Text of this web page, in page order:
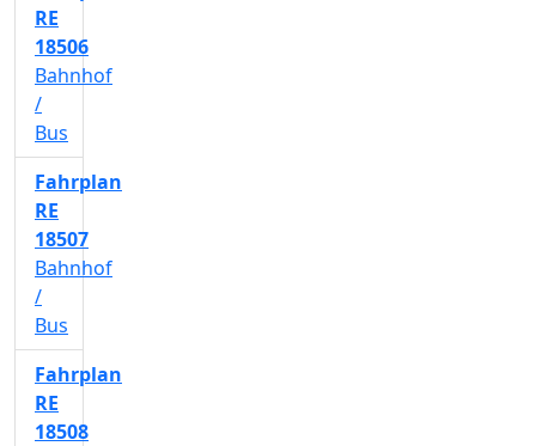
RE
18506
Bahnhof
/
Bus
Fahrplan
RE
18507
Bahnhof
/
Bus
Fahrplan
RE
18508